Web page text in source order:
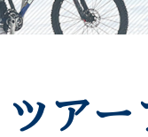
ツアー